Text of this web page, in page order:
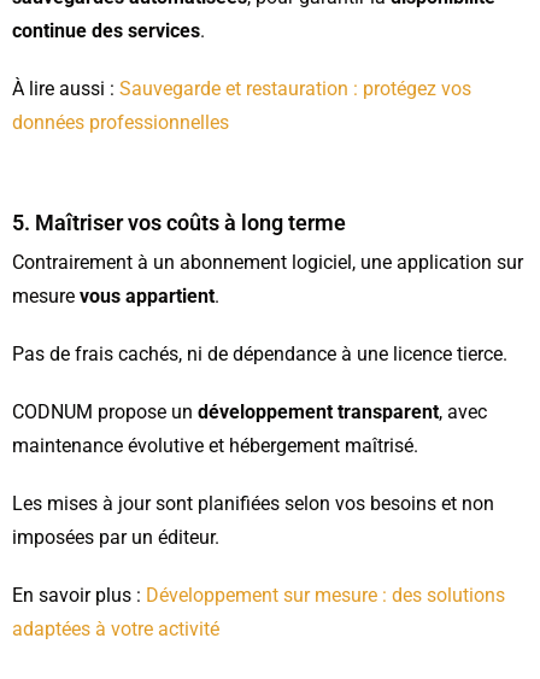
continue des services.
À lire aussi : Sauvegarde et restauration : protégez vos
données professionnelles
5. Maîtriser vos coûts à long terme
Contrairement à un abonnement logiciel, une application sur
mesure vous appartient.
Pas de frais cachés, ni de dépendance à une licence tierce.
CODNUM propose un développement transparent, avec
maintenance évolutive et hébergement maîtrisé.
Les mises à jour sont planifiées selon vos besoins et non
imposées par un éditeur.
En savoir plus : Développement sur mesure : des solutions
adaptées à votre activité